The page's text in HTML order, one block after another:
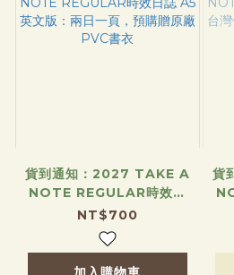
貨到通知：2027 TAKE A
NOTE REGULAR時效日
誌 A5 英文版：兩日一頁，
預購贈原廠PVC書衣
NT$700
貨